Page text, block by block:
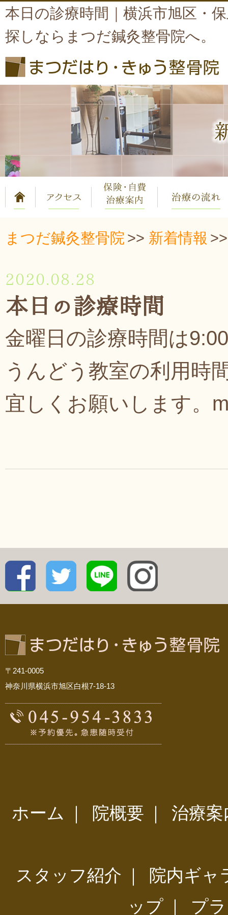
本日の診療時間｜横浜市旭区・
探しならまつだ鍼灸整骨院へ。
まつだ鍼灸整骨院 新着情報
2020.08.28
本日の診療時間
金曜日の診療時間は
うんどう教室の利用時
宜しくお願いします。
〒241-0005
神奈川県横浜市旭区白根7-18-13
ホーム ｜ 院概要 ｜ 治療案
スタッフ紹介 ｜
院内ギャ
ップ ｜ プ